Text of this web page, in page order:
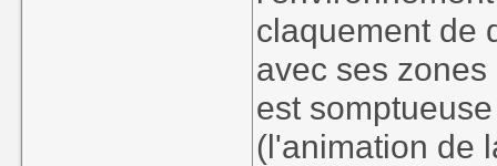
claquement de
avec ses
est
(l'animation de